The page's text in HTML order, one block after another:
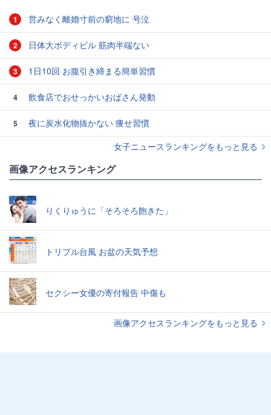
1 営みなく離婚寸前の窮地に 号泣
2 日体大ボディビル 筋肉半端ない
3 1日10回 お腹引き締まる簡単習慣
4 飲食店でおせっかいおばさん発動
5
夜に炭水化物抜かない 痩せ習慣
女子ニュースランキングをもっと見る
画像アクセスランキング
りくりゅうに「そろそろ飽きた」
トリプル台風 お盆の天気予想
セクシー女優の寄付報告 中傷も
画像アクセスランキングをもっと見る